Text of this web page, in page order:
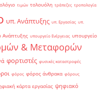
τιμών τολουόλη τράπεζες τροπολογία
υπ. Ανάπτυξης υπ. Εργασίας υπ.
Ανάπτυξης υπουργείο Ενέργειας υπουργείο
& Μεταφορών
φορτιστές φυσικές καταστροφές
φόρος φόρος άνθρακα φόρους
κάρτα εργασίας ψηφιακό